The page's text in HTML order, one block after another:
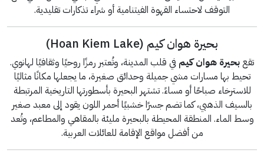
التوقف لاحتساء القهوة الفيتنامية أو شراء تذكارات تقليدية.
بحيرة هوان كيم (Hoan Kiem Lake)
تقعبحيرة هوان كيم في قلب المدينة، وتُعتبر رمزًا روحيًا وثقافيًا لهانوي.
تحيط بها مسارات مشي جميلة وحدائق صغيرة، ما يجعلها مكانًا مثاليًا
للاسترخاء صباحًا أو مساءً. تشتهر البحيرة بأسطورتها التاريخية المرتبطة
بالسيف الذهبي، كما تضم جسرًا خشبيًا أحمر اللون يقود إلى معبد صغير
وسط الماء. المنطقة المحيطة بالبحيرة مليئة بالمقاهي والمطاعم، وتُعد
من أفضل مواقع الإقامة للعائلات العربية.